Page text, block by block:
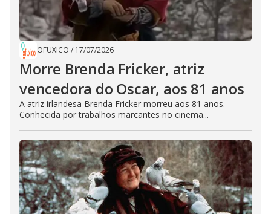
OFUXICO / 17/07/2026
Morre Brenda Fricker, atriz
vencedora do Oscar, aos 81 anos
A atriz irlandesa Brenda Fricker morreu aos 81 anos.
Conhecida por trabalhos marcantes no cinema...